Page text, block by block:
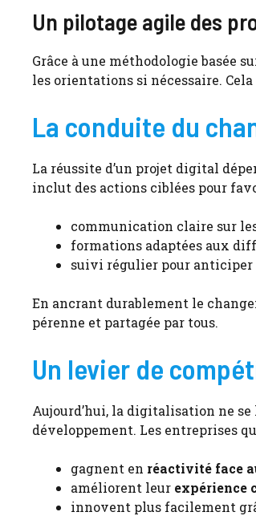
Un pilotage agile des
Grâce à une méthodologie basée
les orientations si nécessaire.
La conduite du
La réussite d’un projet digital
inclut des actions ciblées pour
communication claire sur
formations adaptées aux
suivi régulier pour anticiper
En ancrant durablement le
pérenne et partagée par tous.
Un levier de
Aujourd’hui, la digitalisation ne
développement. Les entreprises
gagnent en réactivité face
améliorent leur expérience
innovent plus facilement